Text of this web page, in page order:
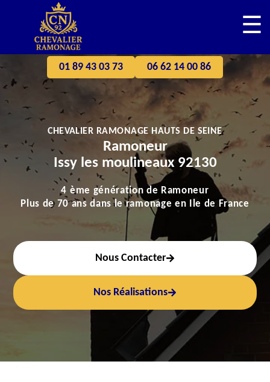
☰
01 89 43 03 73 06 62 14 00 86
CHEVALIER RAMONAGE HAUTS DE SEINE
Ramoneur
Issy les moulineaux 92130
4 ème génération de Ramoneur
Plus de 70 ans dans le ramonage en Ile de France
Nous Contacter
Nos Réalisations